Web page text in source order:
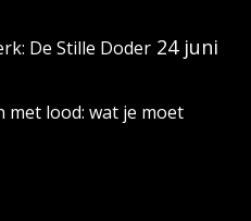
De Stille Doder 24 juni
met lood: wat je moet